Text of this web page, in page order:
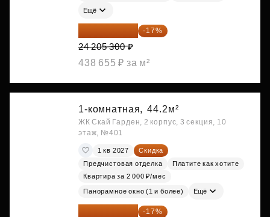
Ещё
20 090 399 ₽ -17%
24 205 300 ₽
438 655 ₽ за м²
1-комнатная, 44.2м²
ЖК Скай Гарден, 2 корпус, 3 секция, 10
этаж, №401
1 кв 2027
Скидка
Предчистовая отделка
Платите как хотите
Квартира за 2 000 ₽/мес
Панорамное окно (1 и более) Ещё
20 122 271 ₽ -17%